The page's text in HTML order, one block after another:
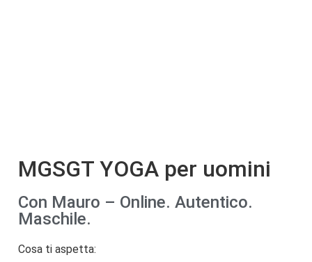
MGSGT YOGA per uomini
Con Mauro – Online. Autentico.
Maschile.
Cosa ti aspetta: